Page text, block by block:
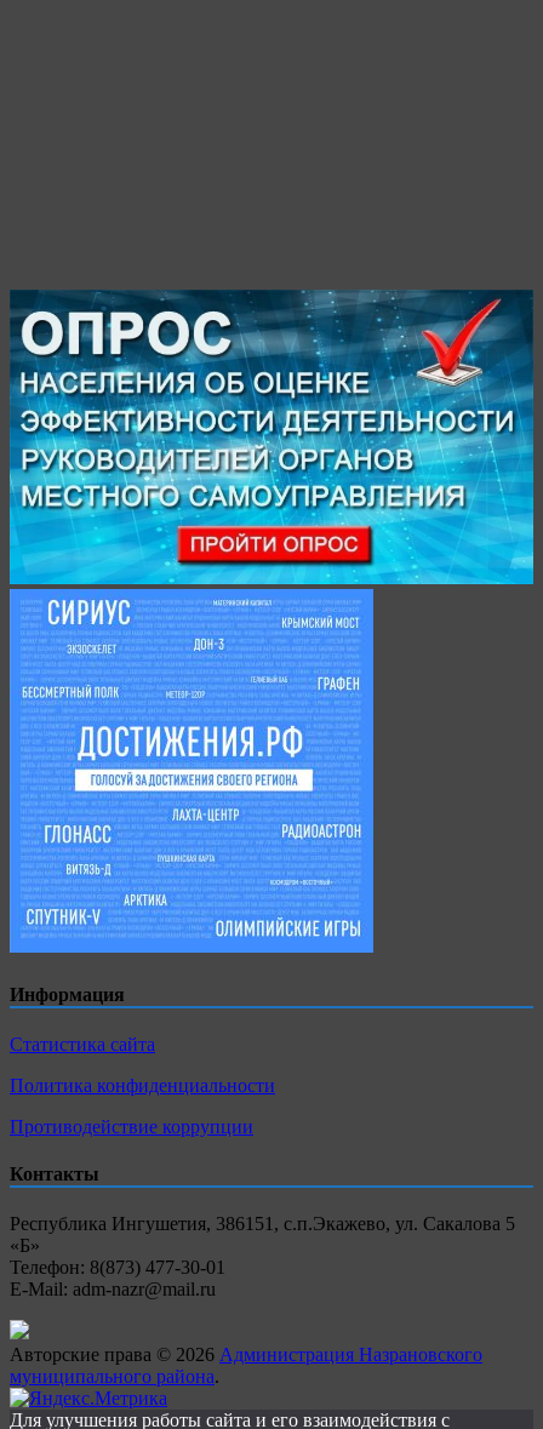
Информация
Статистика сайта
Политика конфиденциальности
Противодействие коррупции
Контакты
Республика Ингушетия, 386151, с.п.Экажево, ул. Сакалова 5
«Б»
Телефон: 8(873) 477-30-01
E-Mail: adm-nazr@mail.ru
Авторские права © 2026 Администрация Назрановского
муниципального района.
Для улучшения работы сайта и его взаимодействия с